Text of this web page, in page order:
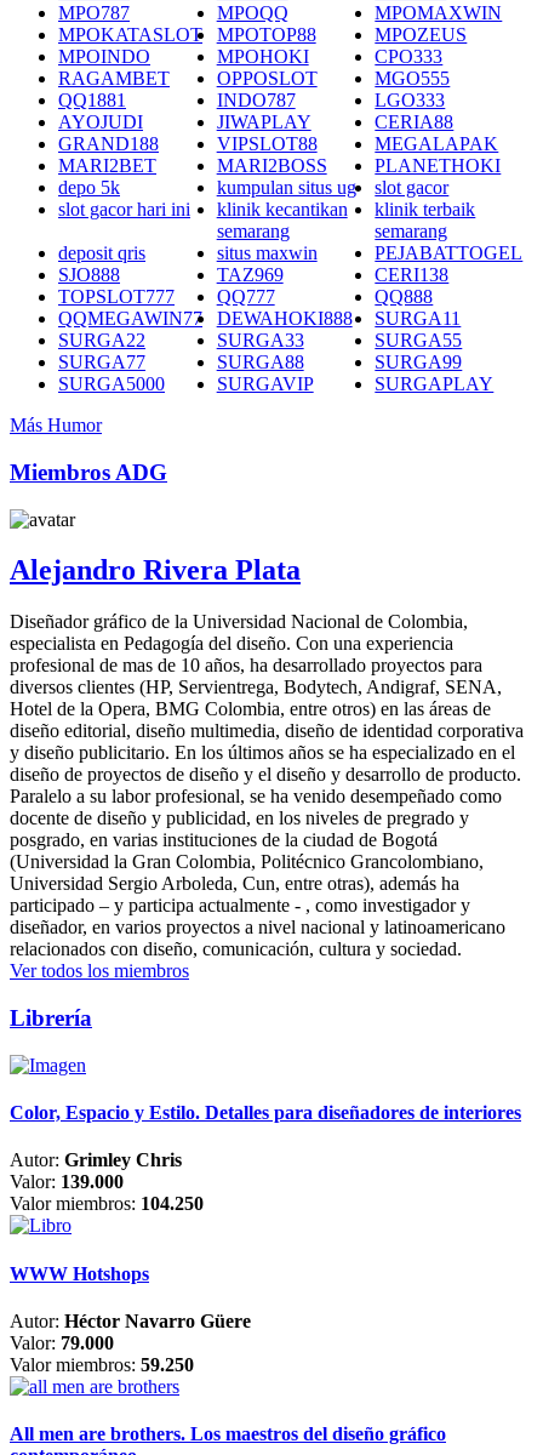
MPO787
MPOQQ
MPOMAXWIN
MPOKATASLOT
MPOTOP88
MPOZEUS
MPOINDO
MPOHOKI
CPO333
RAGAMBET
OPPOSLOT
MGO555
QQ1881
INDO787
LGO333
AYOJUDI
JIWAPLAY
CERIA88
GRAND188
VIPSLOT88
MEGALAPAK
MARI2BET
MARI2BOSS
PLANETHOKI
depo 5k
kumpulan situs ug
slot gacor
slot gacor hari ini
klinik kecantikan
semarang
klinik terbaik
semarang
deposit qris
situs maxwin
PEJABATTOGEL
SJO888
TAZ969
CERI138
TOPSLOT777
QQ777
QQ888
QQMEGAWIN77
DEWAHOKI888
SURGA11
SURGA22
SURGA33
SURGA55
SURGA77
SURGA88
SURGA99
SURGA5000
SURGAVIP
SURGAPLAY
Más Humor
Miembros ADG
Alejandro Rivera Plata
Diseñador gráfico de la Universidad Nacional de Colombia,
especialista en Pedagogía del diseño. Con una experiencia
profesional de mas de 10 años, ha desarrollado proyectos para
diversos clientes (HP, Servientrega, Bodytech, Andigraf, SENA,
Hotel de la Opera, BMG Colombia, entre otros) en las áreas de
diseño editorial, diseño multimedia, diseño de identidad corporativa
y diseño publicitario. En los últimos años se ha especializado en el
diseño de proyectos de diseño y el diseño y desarrollo de producto.
Paralelo a su labor profesional, se ha venido desempeñado como
docente de diseño y publicidad, en los niveles de pregrado y
posgrado, en varias instituciones de la ciudad de Bogotá
(Universidad la Gran Colombia, Politécnico Grancolombiano,
Universidad Sergio Arboleda, Cun, entre otras), además ha
participado – y participa actualmente - , como investigador y
diseñador, en varios proyectos a nivel nacional y latinoamericano
relacionados con diseño, comunicación, cultura y sociedad.
Ver todos los miembros
Librería
Color, Espacio y Estilo. Detalles para diseñadores de interiores
Autor: Grimley Chris
Valor: 139.000
Valor miembros: 104.250
WWW Hotshops
Autor: Héctor Navarro Güere
Valor: 79.000
Valor miembros: 59.250
All men are brothers. Los maestros del diseño gráfico